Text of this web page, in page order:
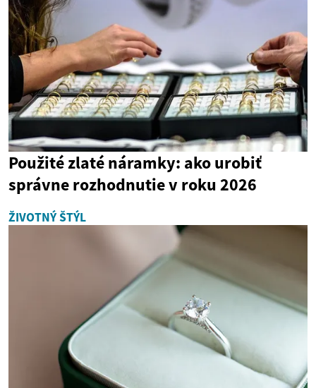
Použité zlaté náramky: ako urobiť
správne rozhodnutie v roku 2026
ŽIVOTNÝ ŠTÝL